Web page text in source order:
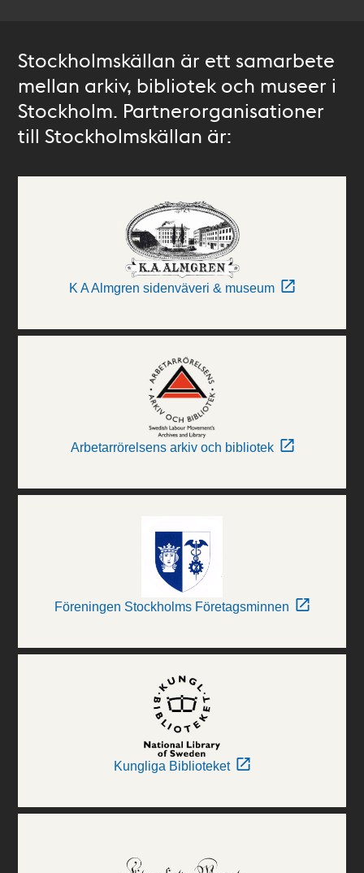
Stockholmskällan är ett samarbete
mellan arkiv, bibliotek och museer i
Stockholm. Partnerorganisationer
till Stockholmskällan är:
K A Almgren sidenväveri & museum
Arbetarrörelsens arkiv och bibliotek
Föreningen Stockholms Företagsminnen
Kungliga Biblioteket